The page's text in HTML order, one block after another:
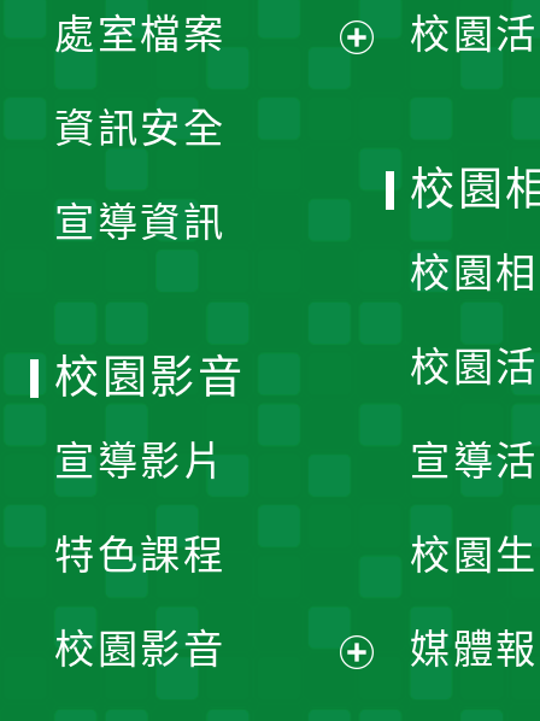
單
處室檔案
資訊安全
宣導資訊
校園
校園
校園
校園
宣導
校園
媒體
校園影音
宣導影片
特色課程
校園影音